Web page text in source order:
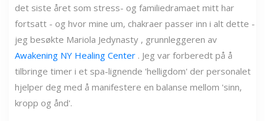
det siste året som stress- og familiedramaet mitt har
fortsatt - og hvor mine um, chakraer passer inn i alt dette -
jeg besøkte Mariola Jedynasty , grunnleggeren av
Awakening NY Healing Center . Jeg var forberedt på å
tilbringe timer i et spa-lignende 'helligdom' der personalet
hjelper deg med å manifestere en balanse mellom 'sinn,
kropp og ånd'.